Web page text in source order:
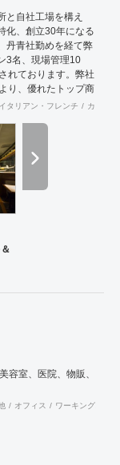
と自社工場を構え
化、創立30年になる
丹青社勤めを経て弊
3名、現場管理10
れております。弊社
り、優れたトップ商
持っており、お客様
ならびにご対応を
またデザイン設計
能な為、きめ細かな
と流通マージンを
さらに自社に職人
かりとした対応が
事務所様からのご紹
ております。また
かけて頂くお客様も
と思います。 弊社で
目を迎える上野アメ
の店舗を自ら経営す
々大変なご努力を
た。これらの経験
て、弊社のインテリ
様のお店がご繁栄
りとした対応を行っ
ます。
イタリアン・フレンチ カフェ
室、医院、物販、
オフィス ワーキングスペ